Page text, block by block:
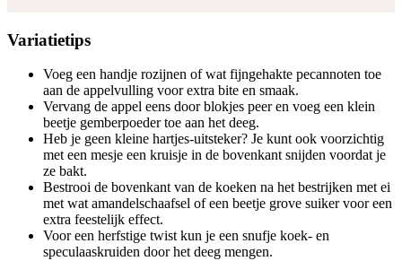
Variatietips
Voeg een handje rozijnen of wat fijngehakte pecannoten toe
aan de appelvulling voor extra bite en smaak.
Vervang de appel eens door blokjes peer en voeg een klein
beetje gemberpoeder toe aan het deeg.
Heb je geen kleine hartjes-uitsteker? Je kunt ook voorzichtig
met een mesje een kruisje in de bovenkant snijden voordat je
ze bakt.
Bestrooi de bovenkant van de koeken na het bestrijken met ei
met wat amandelschaafsel of een beetje grove suiker voor een
extra feestelijk effect.
Voor een herfstige twist kun je een snufje koek- en
speculaaskruiden door het deeg mengen.